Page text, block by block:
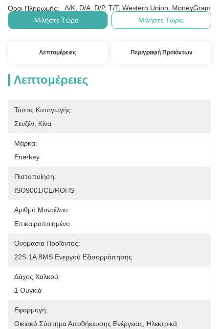
Όροι Πληρωμής:
Λ/Κ, D/A, D/P, T/T, Western Union, MoneyGram
Μιλήστε Τώρα.
Μιλήστε Τώρα.
Λεπτομέρειες Περιγραφή Προϊόντων
Λεπτομέρειες
Τόπος Καταγωγής:
Σενζέν, Κίνα
Μάρκα:
Enerkey
Πιστοποίηση:
ISO9001/CE/ROHS
Αριθμό Μοντέλου:
Επικαιροποιημένο
Ονομασία Προϊόντος:
22S 1A BMS Ενεργού Εξισορρόπησης
Δάχος Χαλκού:
1 Ουγκιά
Εφαρμογή:
Οικιακό Σύστημα Αποθήκευσης Ενέργειας, Ηλεκτρικά